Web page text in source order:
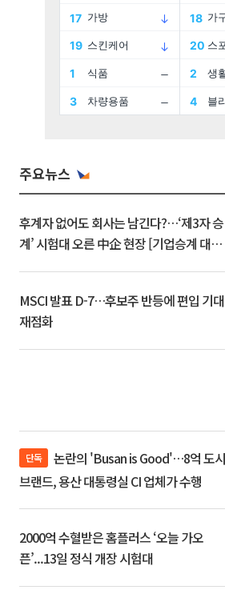
주요뉴스
후계자 없어도 회사는 남긴다?…‘제3자 승
계’ 시험대 오른 中企 현장 [기업승계 대전
MSCI 발표 D-7…후보주 반등에 편입 기대
재점화
단독
브랜드, 용산 대통령실 CI 업체가 수행
2000억 수혈받은 홈플러스 ‘오늘 가오
픈’...13일 정식 개장 시험대